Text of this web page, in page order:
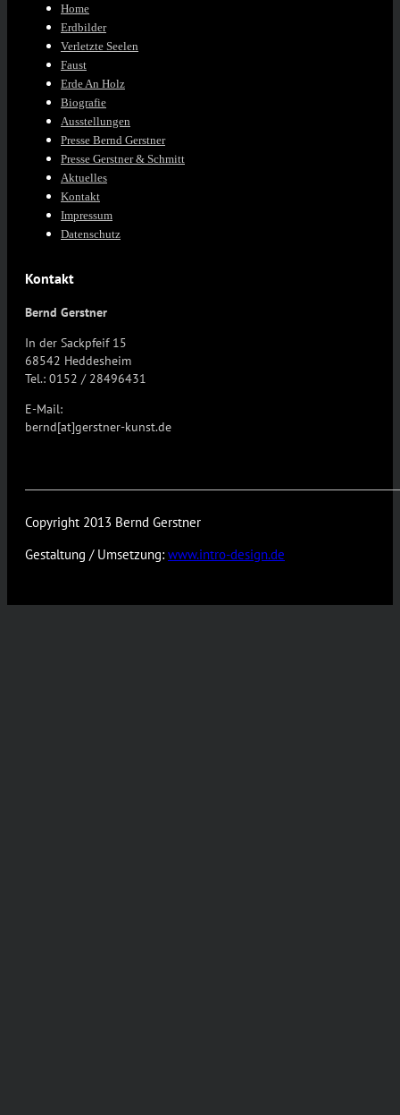
Home
Erdbilder
Verletzte Seelen
Faust
Erde An Holz
Biografie
Ausstellungen
Presse Bernd Gerstner
Presse Gerstner & Schmitt
Aktuelles
Kontakt
Impressum
Datenschutz
Kontakt
Bernd Gerstner
In der Sackpfeif 15
68542 Heddesheim
Tel.: 0152 / 28496431
E-Mail:
bernd[at]gerstner-kunst.de
Copyright 2013 Bernd Gerstner
Gestaltung / Umsetzung: www.intro-design.de